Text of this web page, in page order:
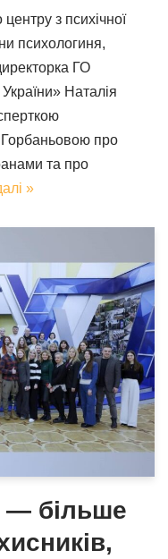
з психічної
психологиня,
ГО
Наталія
про
та про
»
— більше